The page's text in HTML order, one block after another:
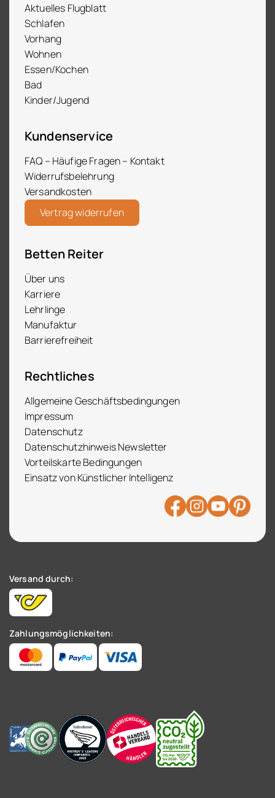
Aktuelles Flugblatt
Schlafen
Vorhang
Wohnen
Essen/Kochen
Bad
Kinder/Jugend
Kundenservice
FAQ – Häufige Fragen – Kontakt
Widerrufsbelehrung
Versandkosten
Vertrag widerrufen
Betten Reiter
Über uns
Karriere
Lehrlinge
Manufaktur
Barrierefreiheit
Rechtliches
Allgemeine Geschäftsbedingungen
Impressum
Datenschutz
Datenschutzhinweis Newsletter
Vorteilskarte Bedingungen
Einsatz von Künstlicher Intelligenz
Versand durch:
Zahlungsmöglichkeiten: